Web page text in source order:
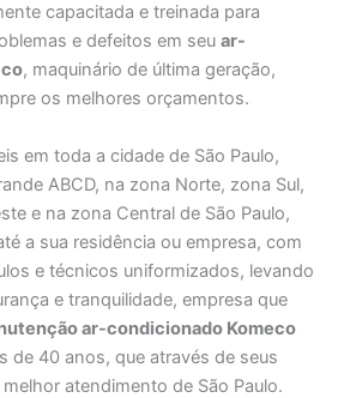
capacitada e treinada para
e defeitos em seuar-
, maquinário de última geração,
os melhores orçamentos.
em toda a cidade de São Paulo,
ABCD, na zona Norte, zona Sul,
e na zona Central de São Paulo,
a sua residência ou empresa, com
e técnicos uniformizados, levando
e tranquilidade, empresa que
ar-condicionado Komeco
de 40 anos, que através de seus
atendimento de São Paulo.